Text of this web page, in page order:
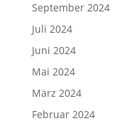
September 2024
Juli 2024
Juni 2024
Mai 2024
März 2024
Februar 2024